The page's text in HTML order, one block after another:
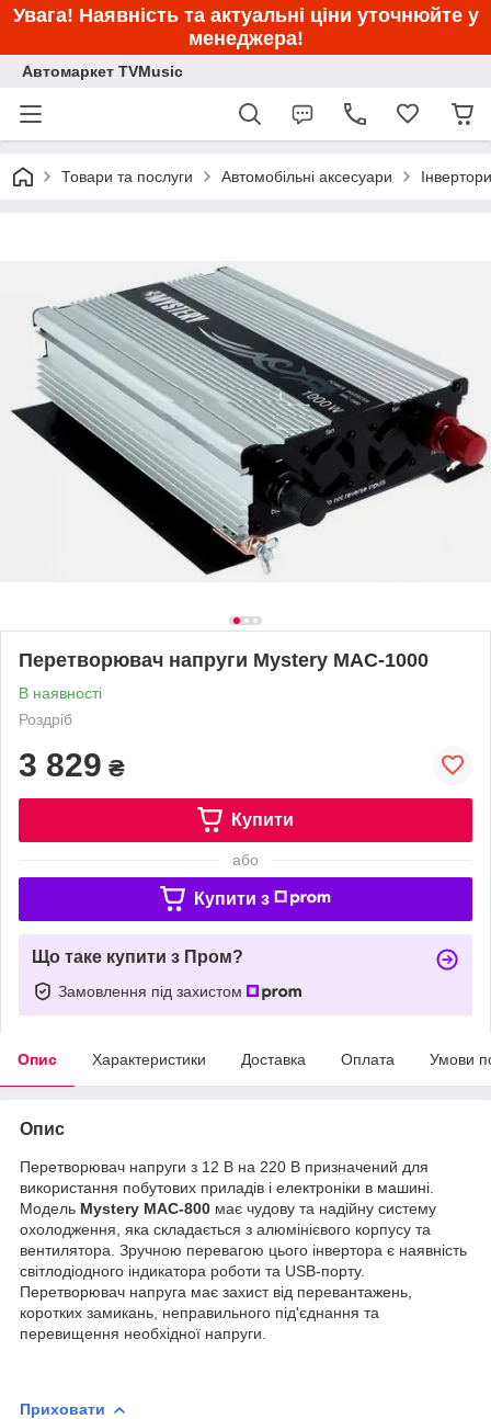
Увага! Наявність та актуальні ціни уточнюйте у
менеджера!
Автомаркет TVMusic
Товари та послуги Автомобільні аксесуари Інвертори
Перетворювач напруги Mystery MAC-1000
В наявності
Роздріб
3 829 ₴
Купити
або
Купити з
Що таке купити з Пром?
Замовлення під захистом
Опис Характеристики Доставка Оплата Умови
Опис
Перетворювач напруги з 12 В на 220 В призначений для
використання побутових приладів і електроніки в машині.
Модель Mystery MAC-800 має чудову та надійну систему
охолодження, яка складається з алюмінієвого корпусу та
вентилятора. Зручною перевагою цього інвертора є наявність
світлодіодного індикатора роботи та USB-порту.
Перетворювач напруга має захист від перевантажень,
коротких замикань, неправильного під'єднання та
перевищення необхідної напруги.
Приховати